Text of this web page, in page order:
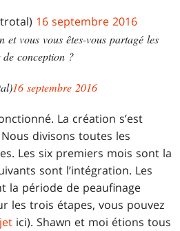
16 septembre 2016
et vous vous êtes-vous partagé les
conception ?
16 septembre 2016
La création s’est
divisons toutes les
Les six premiers mois sont la
sont l’intégration. Les
la période de peaufinage
les trois étapes, vous pouvez
ici). Shawn et moi étions tous